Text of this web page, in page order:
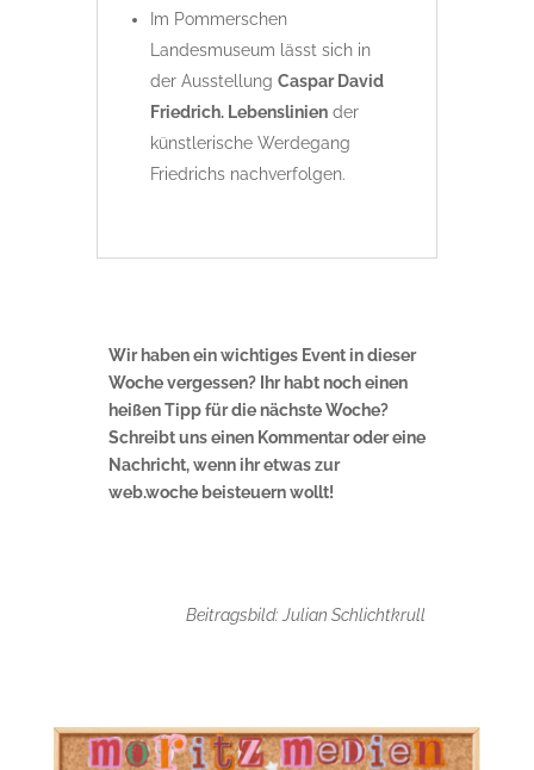
Im Pommerschen
Landesmuseum lässt sich in
der Ausstellung Caspar David
Friedrich. Lebensliniender
künstlerische Werdegang
Friedrichs nachverfolgen.
Wir haben ein wichtiges Event in dieser
Woche vergessen? Ihr habt noch einen
heißen Tipp für die nächste Woche?
Schreibt uns einen Kommentar oder eine
Nachricht, wenn ihr etwas zur
web.woche beisteuern wollt!
Beitragsbild: Julian Schlichtkrull